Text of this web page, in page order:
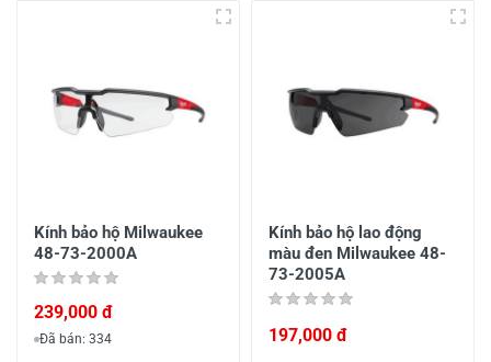
Kính bảo hộ Milwaukee
48-73-2000A
239,000 đ
Đã bán: 334
Kính bảo hộ lao động
màu đen Milwaukee 48-
73-2005A
197,000 đ